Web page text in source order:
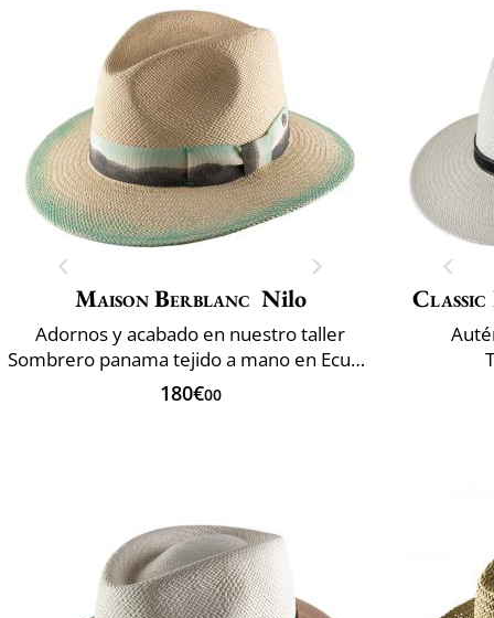
Maison Berblanc Nilo
Adornos y acabado en nuestro taller
Sombrero panama tejido a mano en Ecuador
180€00